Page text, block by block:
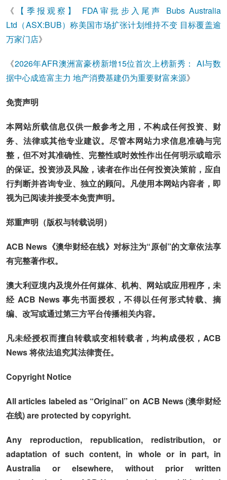
《
【季报观察】 FDA审批步入尾声 Bubs Australia
Ltd（ASX:BUB）称美国市场扩张计划维持不变 目标覆盖逾
万家门店》
《2026年AFR澳洲富豪榜新增15位首次上榜新秀： AI与数
据中心成造富主力 地产消费基建仍为重要财富来源》
免责声明
本网站所载信息仅供一般参考之用，不构成任何投资、财
务、法律或其他专业建议。尽管本网站力求信息准确与完
整，但不对其准确性、完整性或时效性作出任何明示或暗示
的保证。投资涉及风险，读者在作出任何投资决策前，应自
行判断并咨询专业、独立的顾问。凡使用本网站内容者，即
视为已阅读并接受本免责声明。
郑重声明（版权与转载说明）
ACB News《澳华财经在线》对标注为“原创”的文章依法享
有完整著作权。
澳大利亚境内及境外任何媒体、机构、网站或应用程序，未
经 ACB News 事先书面授权，不得以任何形式转载、摘
编、改写或通过第三方平台传播相关内容。
凡未经授权而擅自转载或变相转载者，均构成侵权，ACB
News 将依法追究其法律责任。
Copyright Notice
All articles labeled as “Original” on ACB News (澳华财经
在线) are protected by copyright.
Any reproduction, republication, redistribution, or
adaptation of such content, in whole or in part, in
Australia or elsewhere, without prior written